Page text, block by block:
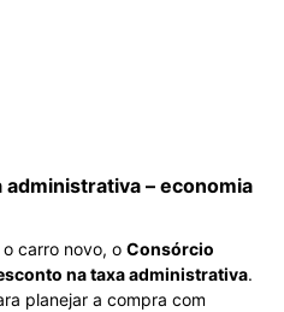
administrativa – economia
carro novo, o Consórcio
na taxa administrativa.
planejar a compra com